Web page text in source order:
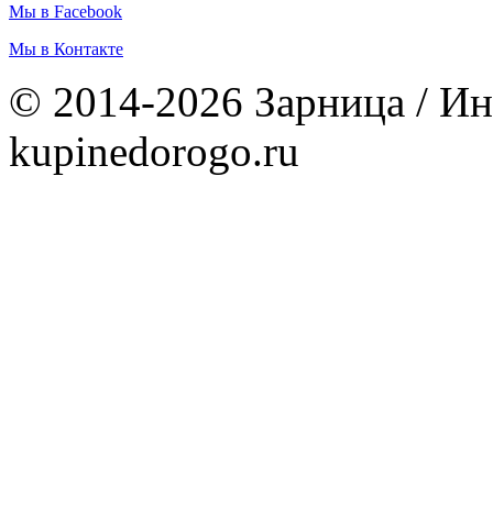
Мы в Facebook
Мы в Контакте
© 2014-2026 Зарница /
kupinedorogo.ru